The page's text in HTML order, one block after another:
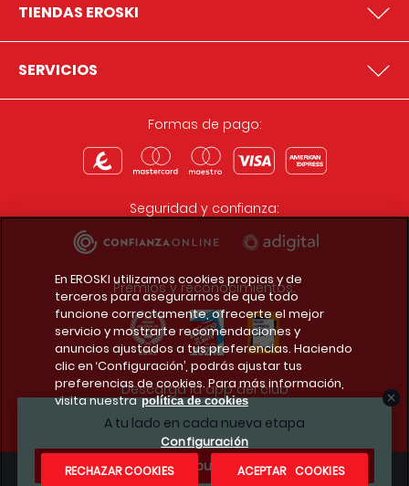
A tu lado en cada nueva etapa
¿Te apuntas?
TIENDAS EROSKI
SERVICIOS
Formas de pago:
Seguridad y confianza:
Premios y reconocimientos:
Descarga la app del club
En EROSKI utilizamos cookies propias y de
terceros para asegurarnos de que todo
funcione correctamente, ofrecerte el mejor
servicio y mostrarte recomendaciones y
anuncios ajustados a tus preferencias. Haciendo
clic en ‘Configuración’, podrás ajustar tus
preferencias de cookies. Para más información,
visita nuestra política de cookies
Configuración
RECHAZAR COOKIES
ACEPTAR COOKIES